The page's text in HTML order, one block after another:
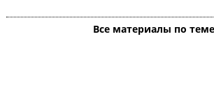
Все материалы по